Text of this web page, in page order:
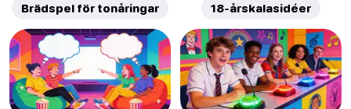
Brädspel för tonåringar 18-årskalasidéer